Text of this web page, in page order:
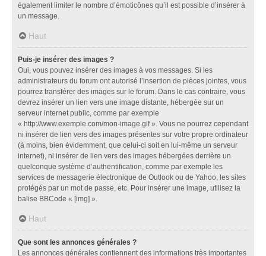
également limiter le nombre d’émoticônes qu’il est possible d’insérer à
un message.
Haut
Puis-je insérer des images ?
Oui, vous pouvez insérer des images à vos messages. Si les
administrateurs du forum ont autorisé l’insertion de pièces jointes, vous
pourrez transférer des images sur le forum. Dans le cas contraire, vous
devrez insérer un lien vers une image distante, hébergée sur un
serveur internet public, comme par exemple
« http://www.exemple.com/mon-image.gif ». Vous ne pourrez cependant
ni insérer de lien vers des images présentes sur votre propre ordinateur
(à moins, bien évidemment, que celui-ci soit en lui-même un serveur
internet), ni insérer de lien vers des images hébergées derrière un
quelconque système d’authentification, comme par exemple les
services de messagerie électronique de Outlook ou de Yahoo, les sites
protégés par un mot de passe, etc. Pour insérer une image, utilisez la
balise BBCode « [img] ».
Haut
Que sont les annonces générales ?
Les annonces générales contiennent des informations très importantes